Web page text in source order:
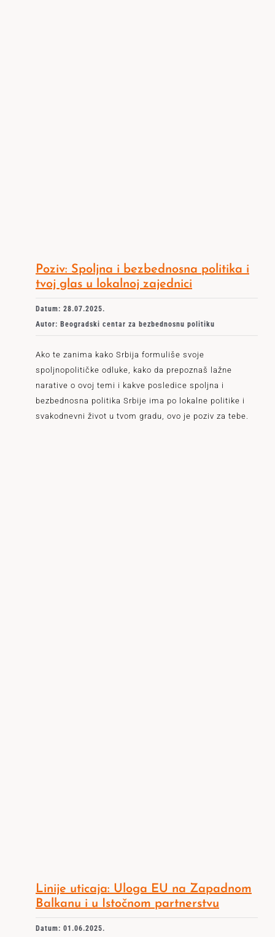
Poziv: Spoljna i bezbednosna politika i
tvoj glas u lokalnoj zajednici
Datum: 28.07.2025.
Autor: Beogradski centar za bezbednosnu politiku
Ako te zanima kako Srbija formuliše svoje
spoljnopolitičke odluke, kako da prepoznaš lažne
narative o ovoj temi i kakve posledice spoljna i
bezbednosna politika Srbije ima po lokalne politike i
svakodnevni život u tvom gradu, ovo je poziv za tebe.
Linije uticaja: Uloga EU na Zapadnom
Balkanu i u Istočnom partnerstvu
Datum: 01.06.2025.